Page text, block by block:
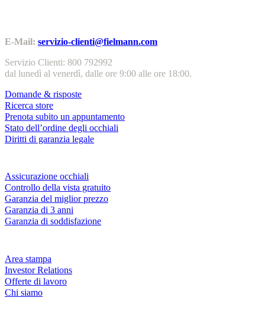
E-Mail: servizio-clienti@fielmann.com
Servizio Clienti: 800 792992
dal lunedì al venerdì, dalle ore 9:00 alle ore 18:00.
Domande & risposte
Ricerca store
Prenota subito un appuntamento
Stato dell’ordine degli occhiali
Diritti di garanzia legale
Assicurazione occhiali
Controllo della vista gratuito
Garanzia del miglior prezzo
Garanzia di 3 anni
Garanzia di soddisfazione
Area stampa
Investor Relations
Offerte di lavoro
Chi siamo